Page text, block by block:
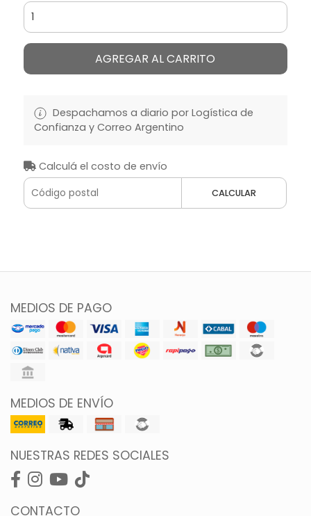
AGREGAR AL CARRITO
Despachamos a diario por Logística de
Confianza y Correo Argentino
Calculá el costo de envío
CALCULAR
MEDIOS DE PAGO
MEDIOS DE ENVÍO
NUESTRAS REDES SOCIALES
CONTACTO